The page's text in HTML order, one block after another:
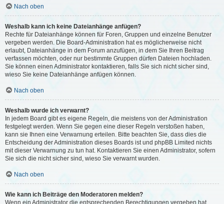
Nach oben
Weshalb kann ich keine Dateianhänge anfügen?
Rechte für Dateianhänge können für Foren, Gruppen und einzelne Benutzer
vergeben werden. Die Board-Administration hat es möglicherweise nicht
erlaubt, Dateianhänge in dem Forum anzufügen, in dem Sie Ihren Beitrag
verfassen möchten, oder nur bestimmte Gruppen dürfen Dateien hochladen.
Sie können einen Administrator kontaktieren, falls Sie sich nicht sicher sind,
wieso Sie keine Dateianhänge anfügen können.
Nach oben
Weshalb wurde ich verwarnt?
In jedem Board gibt es eigene Regeln, die meistens von der Administration
festgelegt werden. Wenn Sie gegen eine dieser Regeln verstoßen haben,
kann sie Ihnen eine Verwarnung erteilen. Bitte beachten Sie, dass dies die
Entscheidung der Administration dieses Boards ist und phpBB Limited nichts
mit dieser Verwarnung zu tun hat. Kontaktieren Sie einen Administrator, sofern
Sie sich die nicht sicher sind, wieso Sie verwarnt wurden.
Nach oben
Wie kann ich Beiträge den Moderatoren melden?
Wenn ein Administrator die entsprechenden Berechtigungen vergeben hat,